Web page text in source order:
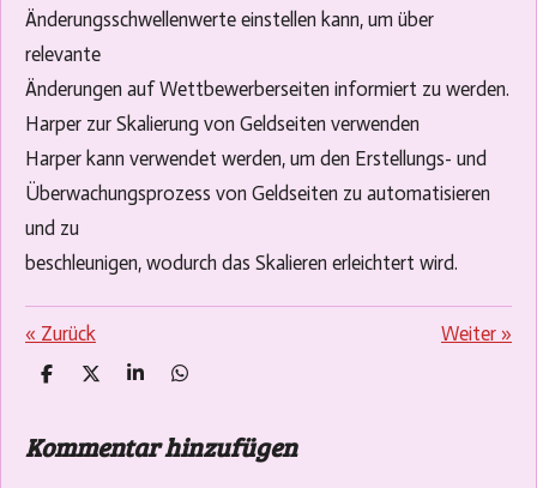
Änderungsschwellenwerte einstellen kann, um über
relevante
Änderungen auf Wettbewerberseiten informiert zu werden.
Harper zur Skalierung von Geldseiten verwenden
Harper kann verwendet werden, um den Erstellungs- und
Überwachungsprozess von Geldseiten zu automatisieren
und zu
beschleunigen, wodurch das Skalieren erleichtert wird.
« Zurück Weiter »
T
l
e
T
l
e
T
l
e
T
l
e
Kommentar hinzufügen